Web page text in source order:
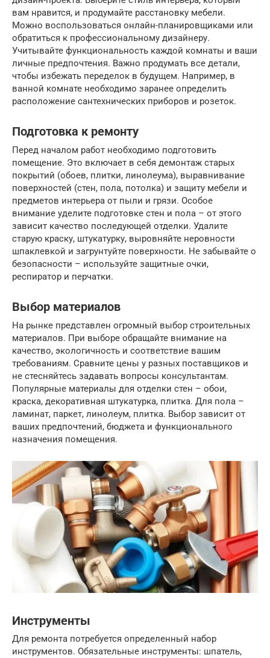
вам нравится, и продумайте расстановку мебели.
Можно воспользоваться онлайн-планировщиками или
обратиться к профессиональному дизайнеру.
Учитывайте функциональность каждой комнаты и ваши
личные предпочтения. Важно продумать все детали,
чтобы избежать переделок в будущем. Например, в
ванной комнате необходимо заранее определить
расположение сантехнических приборов и розеток.
Подготовка к ремонту
Перед началом работ необходимо подготовить
помещение. Это включает в себя демонтаж старых
покрытий (обоев, плитки, линолеума), выравнивание
поверхностей (стен, пола, потолка) и защиту мебели и
предметов интерьера от пыли и грязи. Особое
внимание уделите подготовке стен и пола – от этого
зависит качество последующей отделки. Удалите
старую краску, штукатурку, выровняйте неровности
шпаклевкой и загрунтуйте поверхности. Не забывайте о
безопасности – используйте защитные очки,
респиратор и перчатки.
Выбор материалов
На рынке представлен огромный выбор строительных
материалов. При выборе обращайте внимание на
качество, экологичность и соответствие вашим
требованиям. Сравните цены у разных поставщиков и
не стесняйтесь задавать вопросы консультантам.
Популярные материалы для отделки стен – обои,
краска, декоративная штукатурка, плитка. Для пола –
ламинат, паркет, линолеум, плитка. Выбор зависит от
ваших предпочтений, бюджета и функционального
назначения помещения.
Инструменты
Для ремонта потребуется определенный набор
инструментов. Обязательные инструменты: шпатель,